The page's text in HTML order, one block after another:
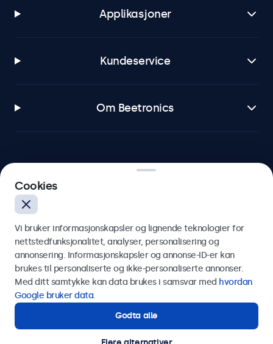
Applikasjoner
Kundeservice
Om Beetronics
4.8/5 vurdert av 5000+ bedrifter
Norsk
Cookies
Vi bruker informasjonskapsler og lignende teknologier for
nettstedfunksjonalitet, analyser, personalisering og
annonsering. Informasjonskapsler og annonse-ID-er kan
brukes til personaliserte og ikke-personaliserte annonser.
Med ditt samtykke kan data brukes i samsvar med hvordan
Google bruker data.
Godta alle